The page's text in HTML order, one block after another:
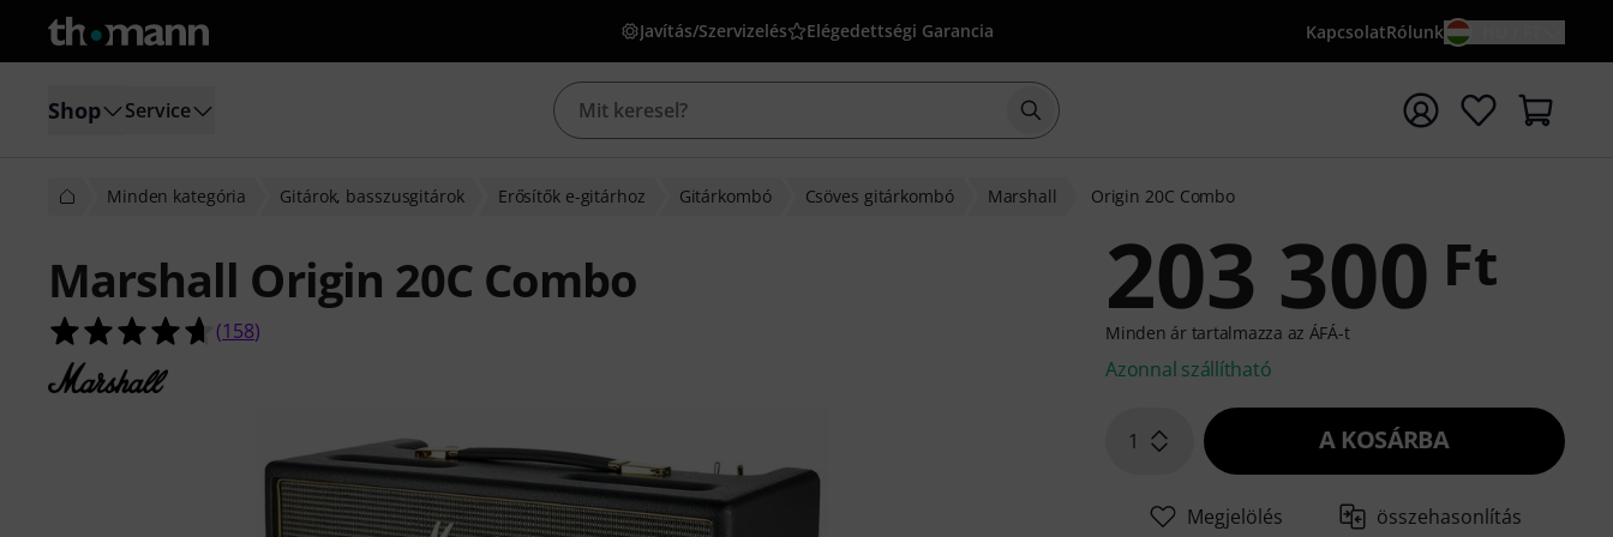
Javítás/Szervizelés Elégedettségi Garancia KapcsolatRólunk
Shop Service Keresés indítása {searchTerm} keresőszóval
Minden kategória Gitárok, basszusgitárok Erősítők e-gitárhoz Gitárkombó Csöves gitárkombó Marshall Origin 20C Combo
Marshall Origin 20C Combo
4.6/5 csillag, összesen 158 értékelés alapján
(158) 203 300 Ft
Minden ár tartalmazza az ÁFÁ-t
Azonnal szállítható
1 A KOSÁRBA
Megjelölés összehasonlítás